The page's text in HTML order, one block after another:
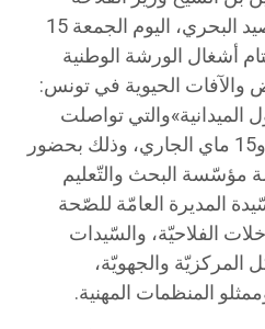
والموارد المائية والصيد البحري، اليوم الجمعة 15
اختتام أشغال الورشة الوطنية
والآفات الحيوية في تونس:
الميدانية»والتي تواصلت
على مدار يومي 14 و15 ماي الجاري، وذلك بحضور
مؤسّسة البحث والتّعليم
المديرة العامّة للصّحة
الفلاحيّة، والسّيدات
المركزيّة والجهويّة،
المنظمات المهنية.